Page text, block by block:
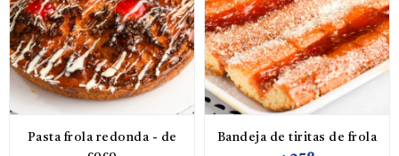
Pasta frola redonda - de
Bandeja de tiritas de frola